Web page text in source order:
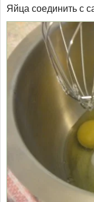
Яйца соединить с